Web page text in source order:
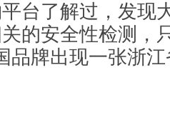
台了解过，发现
的安全性检测，
品牌出现一张浙